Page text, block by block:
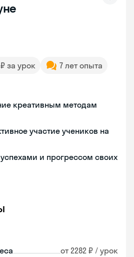
за урок
7 лет опыта
креативным методам
участие учеников на
и прогрессом своих
от 2282 ₽ / урок